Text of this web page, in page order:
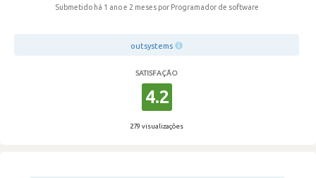
Submetido há 1 ano e 2 meses por Programador de software
outsystems
SATISFAÇÃO
4.2
279 visualizações